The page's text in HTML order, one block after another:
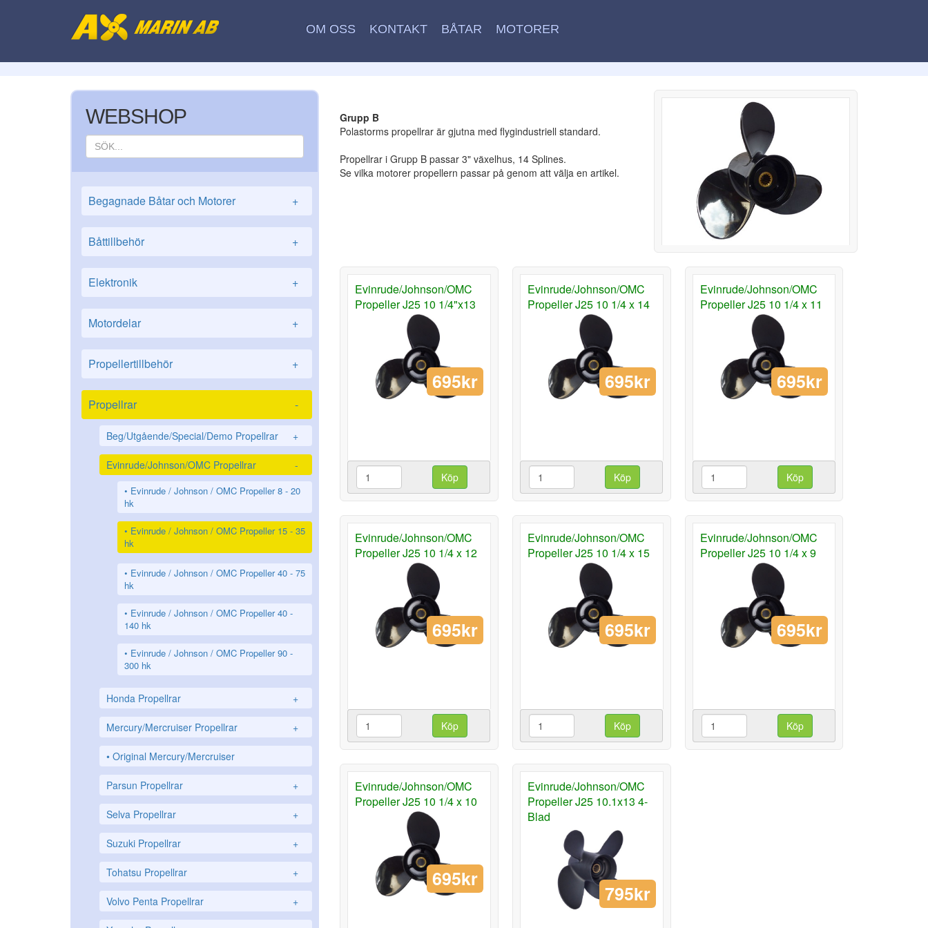
OM OSS KONTAKT BÅTAR MOTORER
WEBSHOP
Begagnade Båtar och Motorer +
Båttillbehör +
Elektronik +
Motordelar +
Propellertillbehör +
Propellrar -
Beg/Utgående/Special/Demo Propellrar +
Evinrude/Johnson/OMC Propellrar -
Evinrude / Johnson / OMC Propeller 8 - 20
hk
Evinrude / Johnson / OMC Propeller 15 - 35
hk
Evinrude / Johnson / OMC Propeller 40 - 75
hk
Evinrude / Johnson / OMC Propeller 40 -
140 hk
Evinrude / Johnson / OMC Propeller 90 -
300 hk
Honda Propellrar +
Mercury/Mercruiser Propellrar +
Original Mercury/Mercruiser
Parsun Propellrar +
Selva Propellrar +
Suzuki Propellrar +
Tohatsu Propellrar +
Volvo Penta Propellrar +
Grupp B
Polastorms propellrar är gjutna med flygindustriell standard.
Propellrar i Grupp B passar 3" växelhus, 14 Splines.
Se vilka motorer propellern passar på genom att välja en artikel.
Evinrude/Johnson/OMC
Propeller J25 10 1/4"x13
695kr
Köp
Evinrude/Johnson/OMC
Propeller J25 10 1/4 x 14
695kr
Köp
Evinrude/Johnson/OMC
Propeller J25 10 1/4 x 11
695kr
Köp
Evinrude/Johnson/OMC
Propeller J25 10 1/4 x 12
695kr
Köp
Evinrude/Johnson/OMC
Propeller J25 10 1/4 x 15
695kr
Köp
Evinrude/Johnson/OMC
Propeller J25 10 1/4 x 9
695kr
Köp
Evinrude/Johnson/OMC
Propeller J25 10 1/4 x 10
695kr
Evinrude/Johnson/OMC
Propeller J25 10.1x13 4-
Blad
795kr